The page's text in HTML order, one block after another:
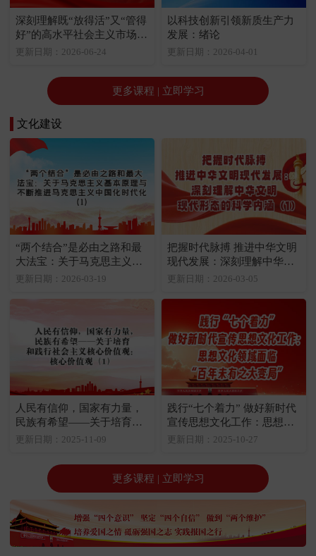
深刻理解既“放得活”又“管得
好”的高水平社会主义市场经
济体制的丰富内涵和重大意
济体制是中国式现代化的重
更新日期：2026-06-24
以科技创新引领新质生产力
发展：绪论
更新日期：2026-04-01
更多课程 | 立即学习
文化建设
“两个结合”是必由之路和最
大法宝：关于马克思主义基
本原理与不断推进马克思主
更新日期：2026-03-19
把握时代脉搏 推进中华文明
现代发展：深刻理解中华文
明现代形态的科学内涵（1）
更新日期：2026-03-05
人民有信仰，国家有力量，
民族有希望——关于培育和
践行社会主义核心价值观：
更新日期：2025-11-09
践行“七个着力” 做好新时代
宣传思想文化工作：思想文
化领域面临“百年未有之大变
更新日期：2025-10-27
更多课程 | 立即学习